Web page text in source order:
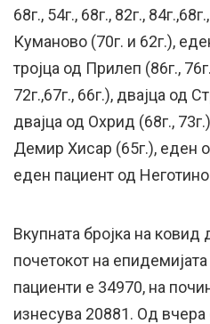
68г., 54г., 68г., 82г.,
Куманово (70г. и 62г.),
тројца од Прилеп (86г.,
72г.,67г., 66г.), двајца од
двајца од Охрид (68г.,
Демир Хисар (65г.), еден
еден пациент од Неготино
Вкупната бројка на ковид
почетокот на
пациенти е 34970, на
изнесува 20881. Од